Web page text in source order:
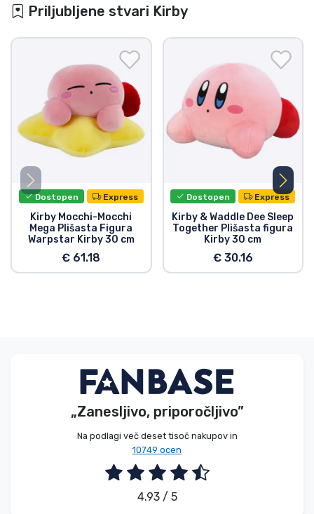
Priljubljene stvari Kirby
Dostopen Express
Kirby Mocchi-Mocchi
Mega Plišasta Figura
Warpstar Kirby 30 cm
€ 61.18
Dostopen Express
Kirby & Waddle Dee Sleep
Together Plišasta figura
Kirby 30 cm
€ 30.16
„Zanesljivo, priporočljivo”
Na podlagi več deset tisoč nakupov in
10749 ocen
4.93 / 5